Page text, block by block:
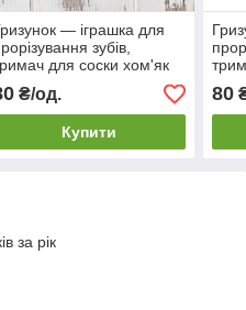
— іграшка для
зубів,
для соски хом'як
₴/од.
Купити
80
за рік